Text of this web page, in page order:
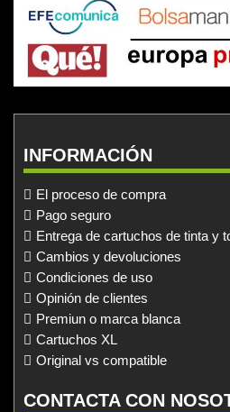
INFORMACIÓN
El proceso de compra
Pago seguro
Entrega de cartuchos de tinta y
Cambios y devoluciones
Condiciones de uso
Opinión de clientes
Premiun o marca blanca
Cartuchos XL
Original vs compatible
CONTACTA CON